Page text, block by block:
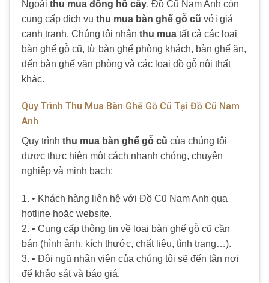
Ngoài thu mua đồng hồ cây, Đồ Cũ Nam Anh còn
cung cấp dịch vụ thu mua bàn ghế gỗ cũ với giá
cạnh tranh. Chúng tôi nhận thu mua tất cả các loại
bàn ghế gỗ cũ, từ bàn ghế phòng khách, bàn ghế ăn,
đến bàn ghế văn phòng và các loại đồ gỗ nội thất
khác.
Quy Trình Thu Mua Bàn Ghế Gỗ Cũ Tại Đồ Cũ Nam
Anh
Quy trình thu mua bàn ghế gỗ cũ của chúng tôi
được thực hiện một cách nhanh chóng, chuyên
nghiệp và minh bạch:
1. • Khách hàng liên hệ với Đồ Cũ Nam Anh qua
hotline hoặc website.
2. • Cung cấp thông tin về loại bàn ghế gỗ cũ cần
bán (hình ảnh, kích thước, chất liệu, tình trạng…).
3. • Đội ngũ nhân viên của chúng tôi sẽ đến tận nơi
để khảo sát và báo giá.